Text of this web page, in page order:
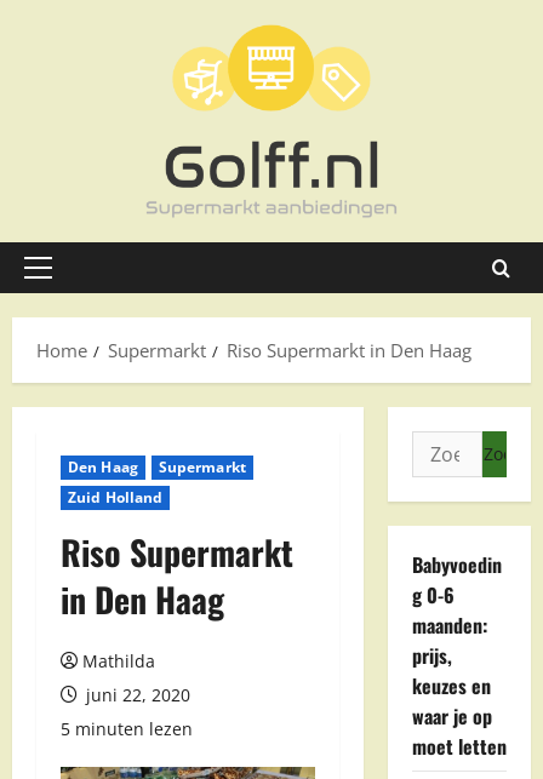
Primair
Home
Supermarkt Riso Supermarkt in Den Haag
Den Haag
Supermarkt
Zuid Holland
Riso Supermarkt
in Den Haag
Mathilda
juni 22, 2020
5 minuten lezen
Zoeken
naar:
Babyvoedin
g 0-6
maanden:
prijs,
keuzes en
waar je op
moet letten